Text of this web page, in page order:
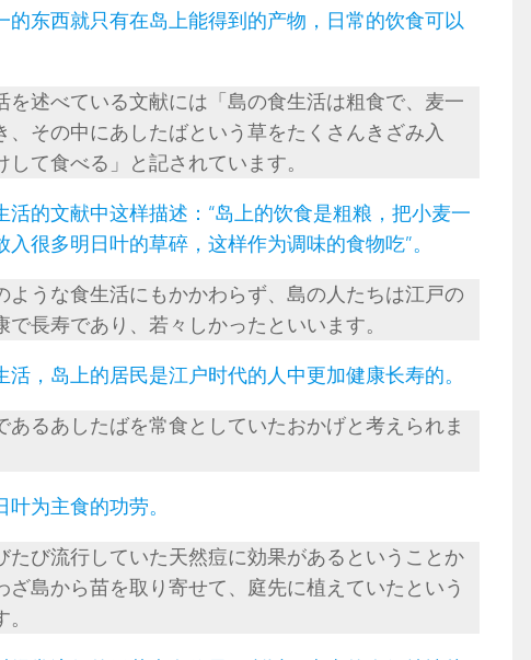
的东西就只有在岛上能得到的产物，日常的饮食可以
を述べている文献には「島の食生活は粗食で、麦一
、その中にあしたばという草をたくさんきざみ入
て食べる」と記されています。
的文献中这样描述：“岛上的饮食是粗粮，把小麦一
很多明日叶的草碎，这样作为调味的食物吃”。
ような食生活にもかかわらず、島の人たちは江戸の
長寿であり、若々しかったといいます。
，岛上的居民是江户时代的人中更加健康长寿的。
あるあしたばを常食としていたおかげと考えられま
为主食的功劳。
たび流行していた天然痘に効果があるということか
ざ島から苗を取り寄せて、庭先に植えていたという